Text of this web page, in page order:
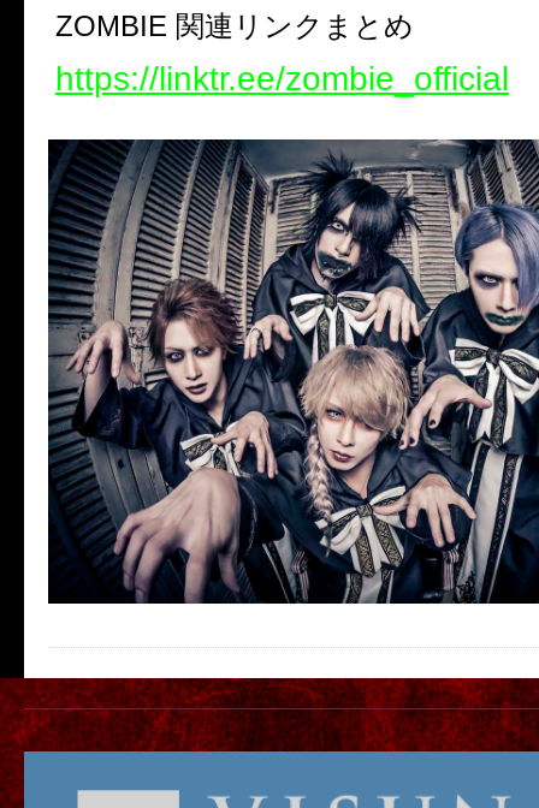
ZOMBIE 関連リンクまとめ
https://linktr.ee/zombie_official